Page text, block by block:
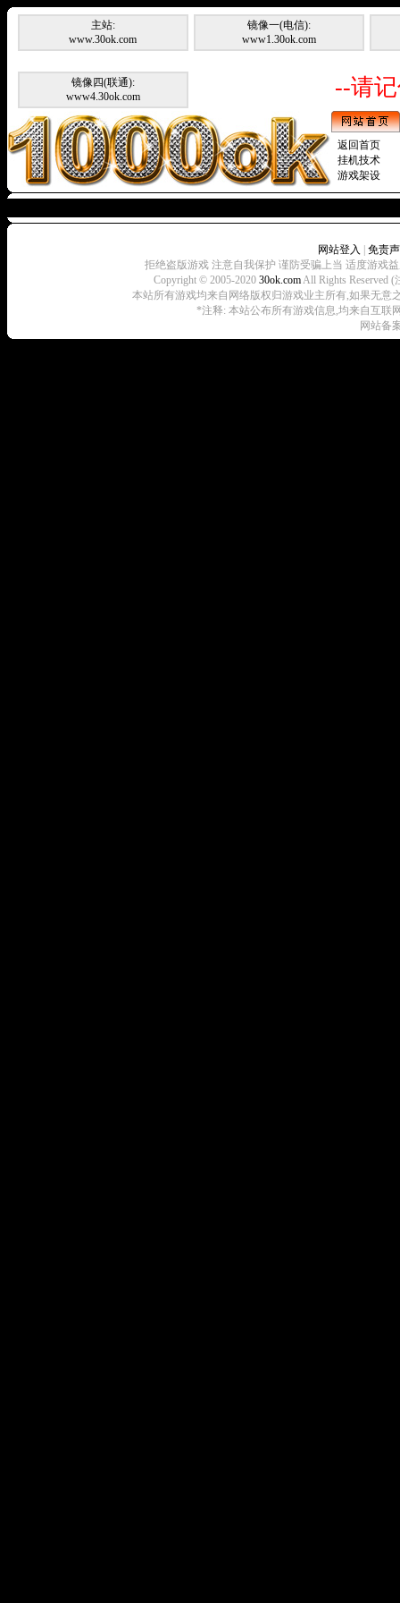
主站:
www.30ok.com
镜像一(电信):
www1.30ok.com
镜像四(联通):
www4.30ok.com
--请
返回首页
挂机技术
游戏架设
网站登入
免责
拒绝盗版游戏 注意自我保护 谨防受骗上当 适度游戏
Copyright © 2005-2020 30ok.comAll Rights Reserved
本站所有游戏均来自网络版权归游戏业主所有,如果无意
*注释: 本站公布所有游戏信息,均来自互联
网站备